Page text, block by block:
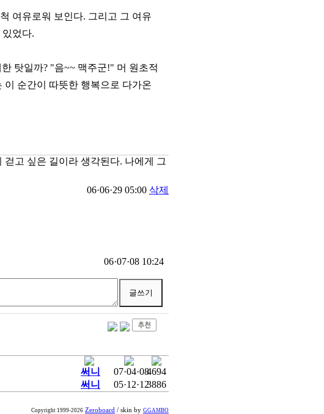
여유로워 보인다. 그리고 그 여유
었다.
탓일까? "음~~ 맥주군!" 머 원초적
이 순간이 따뜻한 행복으로 다가온
고 싶은 길이라 생각된다. 나에게 그
06·06·29 05:00 삭제
06·07·08 10:24
써니 07·04·084694
써니 05·12·123886
Copyright 1999-2026 Zeroboard / skin by GGAMBO